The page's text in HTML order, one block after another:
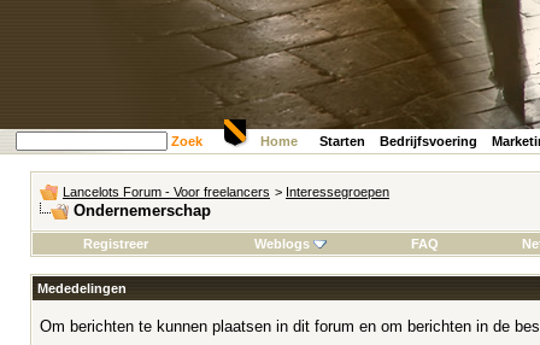
Zoek Home Starten Bedrijfsvoering
Lancelots Forum - Voor freelancers > Interessegroepen
Ondernemerschap
Registreer Weblogs FAQ
Mededelingen
Om berichten te kunnen plaatsen in dit forum en om berichten in de